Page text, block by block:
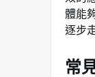
體能
逐步
常